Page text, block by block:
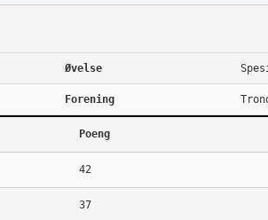
Øvelse
Forening
Poeng
42
37